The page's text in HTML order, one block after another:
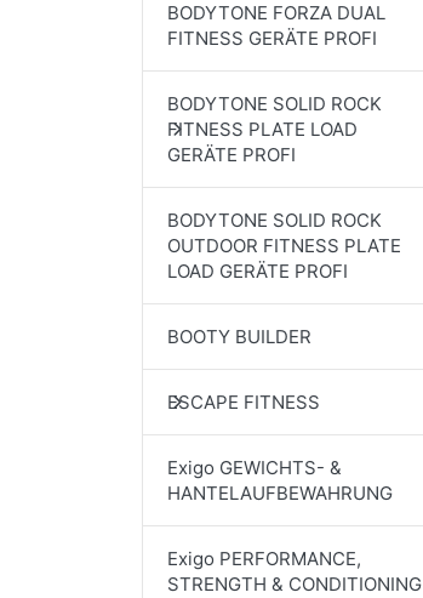
BODYTONE FORZA DUAL
FITNESS GERÄTE PROFI
BODYTONE SOLID ROCK
FITNESS PLATE LOAD
GERÄTE PROFI
BODYTONE SOLID ROCK
OUTDOOR FITNESS PLATE
LOAD GERÄTE PROFI
BOOTY BUILDER
ESCAPE FITNESS
Exigo GEWICHTS- &
HANTELAUFBEWAHRUNG
Exigo PERFORMANCE,
STRENGTH & CONDITIONING